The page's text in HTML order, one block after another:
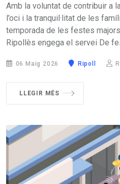
Amb la voluntat de contribuir a
l’oci i la tranquil·litat de les
temporada de les festes
Ripollès engega el servei De
06 Maig 2026 Ripoll
LLEGIR MÉS